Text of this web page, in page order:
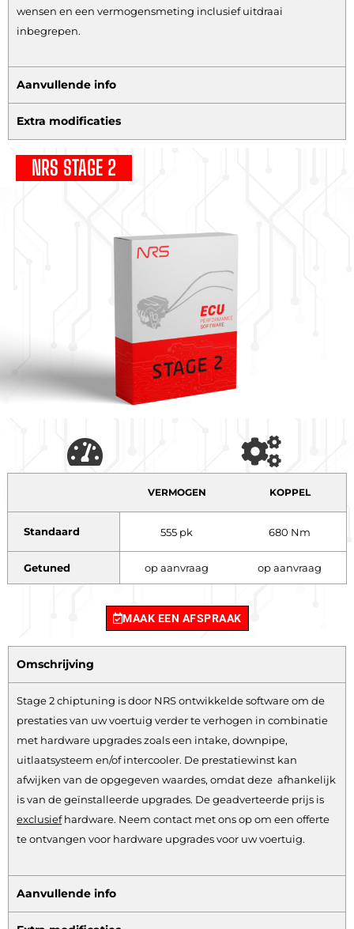
wensen en een vermogensmeting inclusief uitdraai
inbegrepen.
Aanvullende info
Extra modificaties
NRS STAGE 2
VERMOGEN KOPPEL
Standaard 555 pk 680 Nm
Getuned op aanvraag op aanvraag
MAAK EEN AFSPRAAK
Omschrijving
Stage 2 chiptuning is door NRS ontwikkelde software om de
prestaties van uw voertuig verder te verhogen in combinatie
met hardware upgrades zoals een intake, downpipe,
uitlaatsysteem en/of intercooler. De prestatiewinst kan
afwijken van de opgegeven waardes, omdat deze afhankelijk
is van de geïnstalleerde upgrades. De geadverteerde prijs is
exclusiefhardware. Neem contact met ons op om een offerte
te ontvangen voor hardware upgrades voor uw voertuig.
Aanvullende info